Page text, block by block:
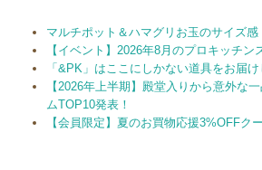
マルチポット＆ハマグリお玉のサイズ感
【イベント】2026年8月のプロキッチン
「&PK」はここにしかない道具をお届け
【2026年上半期】殿堂入りから意外な
ムTOP10発表！
【会員限定】夏のお買物応援3%OFFク